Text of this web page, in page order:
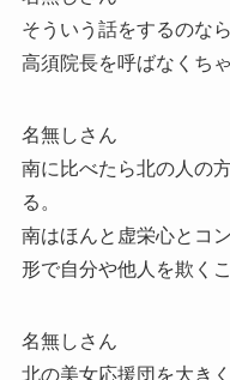
そういう話をするのなら
高須院長を呼ばなくちゃ
名無しさん
南に比べたら北の人の
る。
南はほんと虚栄心とコ
形で自分や他人を欺く
名無しさん
北の美女応援団を大き